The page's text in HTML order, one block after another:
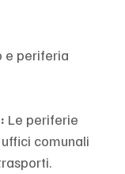
e periferia
Le periferie
comunali